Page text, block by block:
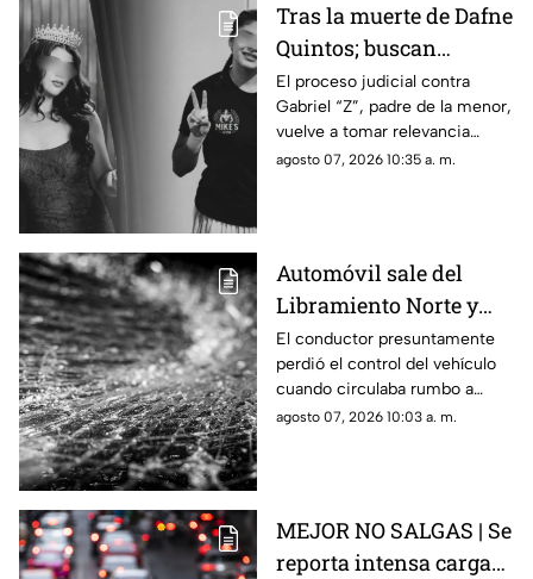
Tras la muerte de Dafne
Quintos; buscan
justicia por presunto
4buso a su integridad
íntima
El proceso judicial contra
Gabriel “Z”, padre de la menor,
vuelve a tomar relevancia
semanas después de la muerte
agosto 07, 2026 10:35 a. m.
Automóvil sale del
Libramiento Norte y
termina contra un
puesto de fresas
El conductor presuntamente
perdió el control del vehículo
cuando circulaba rumbo a
Salamanca y terminó dentro de
agosto 07, 2026 10:03 a. m.
MEJOR NO SALGAS | Se
reporta intensa carga